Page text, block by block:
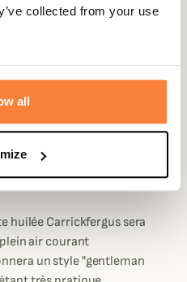
collected from your use
all
veste sera idéale pour
se ferme à l'aide de 2
une protection contre la
passepoilées et de
huilée Carrickfergus sera
air courant
un style "gentleman